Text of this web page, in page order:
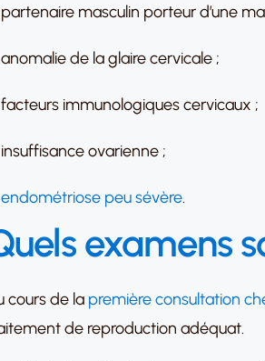
partenaire masculin porteur d’une
anomalie de la glaire cervicale ;
facteurs immunologiques cervicaux ;
insuffisance ovarienne ;
endométriose peu sévère.
examens
cours de la première consultation
de reproduction adéquat.